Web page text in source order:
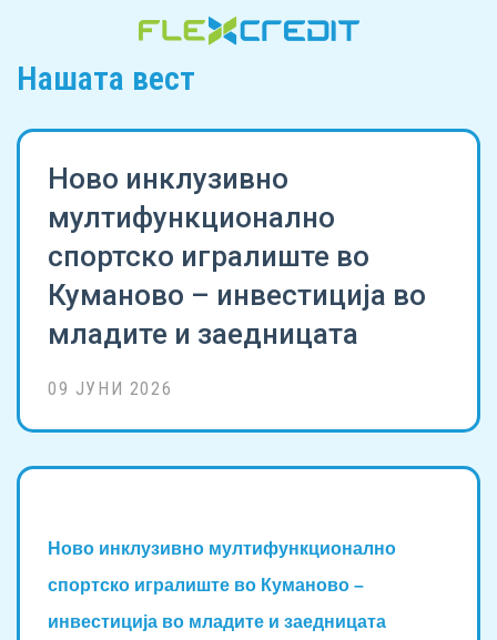
Нашата вест
Ново инклузивно
мултифункционално
спортско игралиште во
Куманово – инвестиција во
младите и заедницата
09 ЈУНИ 2026
Ново инклузивно мултифункционално
спортско игралиште во Куманово –
инвестиција во младите и заедницата